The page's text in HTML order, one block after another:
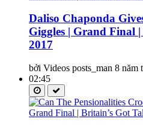
Daliso Chaponda
Giggles | Grand Final
2017
bởi Videos posts_man 8 năm
02:45